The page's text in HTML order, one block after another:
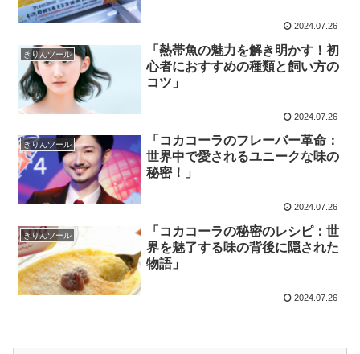
2024.07.26
きりんツール
「熱帯魚の魅力を解き明かす！初
心者におすすめの種類と飼い方の
コツ」
2024.07.26
きりんツール
「コカコーラのフレーバー革命：
世界中で愛されるユニークな味の
秘密！」
2024.07.26
きりんツール
「コカコーラの秘密のレシピ：世
界を魅了する味の背後に隠された
物語」
2024.07.26